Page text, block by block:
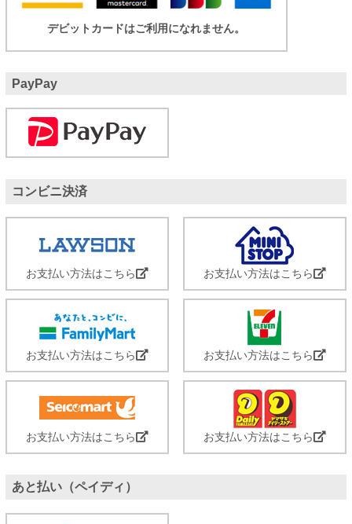
デビットカードはご利用になれません。
PayPay
コンビニ決済
お支払い方法はこちら お支払い方法はこちら
お支払い方法はこちら お支払い方法はこちら
お支払い方法はこちら お支払い方法はこちら
あと払い（ペイディ）